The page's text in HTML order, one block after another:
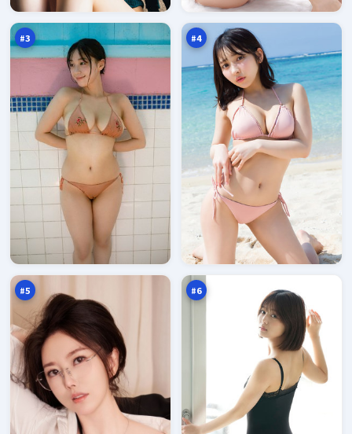
#3
计
时
万
#4
点
万
#5
面
追
凶
97
万
#6
无
名
火
万